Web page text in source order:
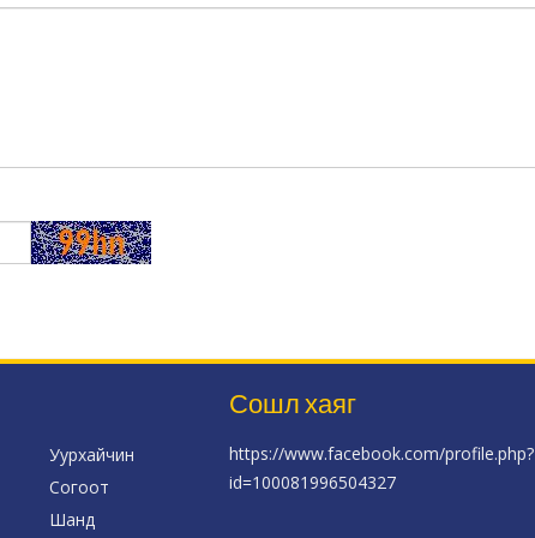
Уурхайчин
Согоот
Шанд
Сошл хаяг
https://www.facebook.com/profile.php?
id=100081996504327